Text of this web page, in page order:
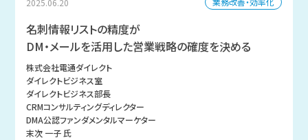
2025.06.20
名刺情報リストの精度が
DM・メールを活用した営業戦略の確度を決める
株式会社電通ダイレクト
ダイレクトビジネス室
ダイレクトビジネス部長
CRMコンサルティングディレクター
DMA公認ファンダメンタルマーケター
末次 一子 氏